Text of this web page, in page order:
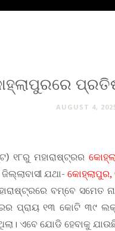
AUGUST 4,
୧୮ରୁ ମହାରାଷ୍ଟ୍ରର
ଯଥା-
ବମ୍ବେ ସମେତ
ପ୍ରାୟ ୧୩ କୋଟି ୩୯
ଏବେ ଯୋଡି ହେବାକୁ